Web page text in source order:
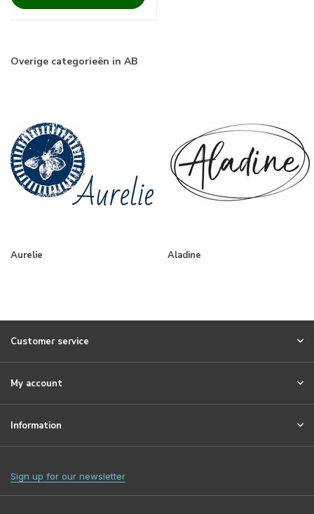
Overige categorieën in AB
Aurelie Aladine
Customer service
My account
Information
Sign up for our newsletter